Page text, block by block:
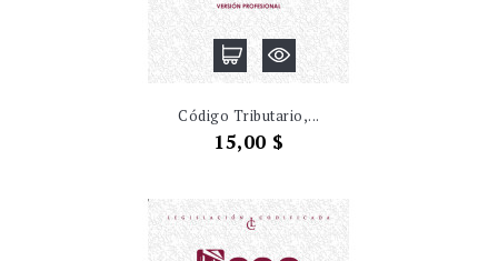
Código Tributario,...
Precio
15,00 $